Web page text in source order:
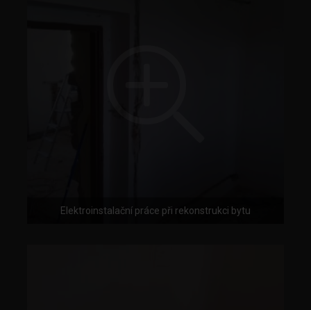
Elektroinstalační práce při rekonstrukci bytu